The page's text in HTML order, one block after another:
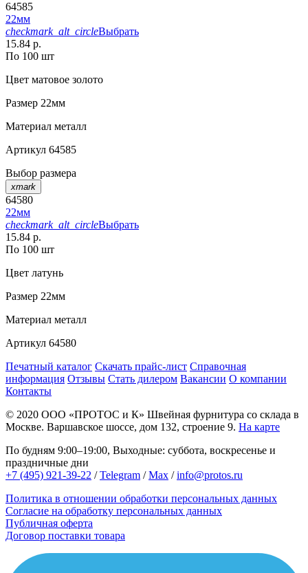
64585
22мм
checkmark_alt_circleВыбрать
15.84 р.
По 100 шт
Цвет матовое золото
Размер 22мм
Материал металл
Артикул 64585
Выбор размера
xmark
64580
22мм
checkmark_alt_circleВыбрать
15.84 р.
По 100 шт
Цвет латунь
Размер 22мм
Материал металл
Артикул 64580
Печатный каталог Скачать прайс-лист Справочная
информация Отзывы Стать дилером Вакансии О компании
Контакты
© 2020 ООО «ПРОТОС и К» Швейная фурнитура со склада в
Москве. Варшавское шоссе, дом 132, строение 9. На карте
По будням 9:00–19:00, Выходные: суббота, воскресенье и
праздничные дни
+7 (495) 921-39-22 /Telegram /Max /info@protos.ru
Политика в отношении обработки персональных данных
Согласие на обработку персональных данных
Публичная оферта
Договор поставки товара